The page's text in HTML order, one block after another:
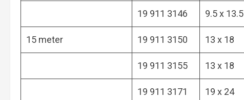
19 911 3146 9.5 x 13.5
15 meter 19 911 3150 13 x 18
19 911 3155 13 x 18
19 911 3171 19 x 24